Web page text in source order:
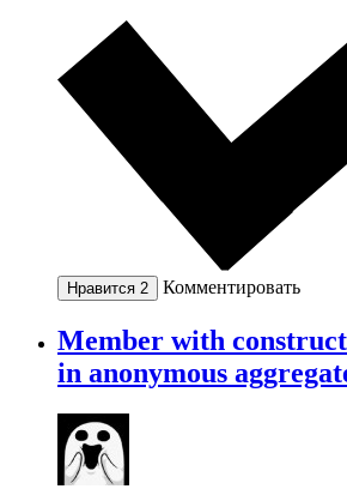
Нравится 2 Комментировать
Member with
in anonymous